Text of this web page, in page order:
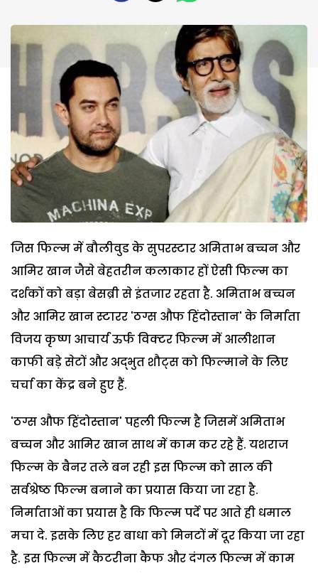
जिस फिल्म में बौलीवुड के सुपरस्टार अमिताभ बच्चन और
आमिर खान जैसे बेहतरीन कलाकार हों ऐसी फिल्म का
दर्शकों को बड़ा बेसब्री से इंतजार रहता है. अमिताभ बच्चन
और आमिर खान स्टारर 'ठग्स औफ हिंदोस्तान' के निर्माता
विजय कृष्ण आचार्य ऊर्फ विक्टर फिल्म में आलीशान
काफी बड़े सेटों और अद्भुत शौट्स को फिल्माने के लिए
चर्चा का केंद्र बने हुए हैं.
'ठग्स औफ हिंदोस्तान' पहली फिल्म है जिसमें अमिताभ
बच्चन और आमिर खान साथ में काम कर रहे हैं. यशराज
फिल्म के बैनर तले बन रही इस फिल्म को साल की
सर्वश्रेष्ठ फिल्म बनाने का प्रयास किया जा रहा है.
निर्माताओं का प्रयास है कि फिल्म पर्दे पर आते ही धमाल
मचा दे. इसके लिए हर बाधा को मिनटों में दूर किया जा रहा
है. इस फिल्म में कैटरीना कैफ और दंगल फिल्म में काम